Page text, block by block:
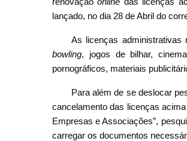
lançado, no dia 28 de Abril do
As licenças administrativas
bowling, jogos de bilhar,
pornográficos, materiais
Para além de se deslocar
cancelamento das licenças
Empresas e Associações”,
carregar os documentos